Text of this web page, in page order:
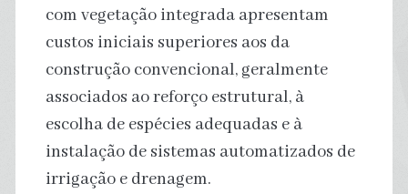
com vegetação integrada apresentam
custos iniciais superiores aos da
construção convencional, geralmente
associados ao reforço estrutural, à
escolha de espécies adequadas e à
instalação de sistemas automatizados de
irrigação e drenagem.